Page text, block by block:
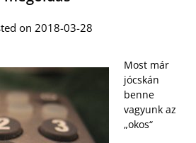
on 2018-03-28
Most már
jócskán
benne
vagyunk az
„okos“